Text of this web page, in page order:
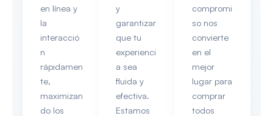
en línea y
la
interacció
n
rápidamen
te,
maximizan
do los
y
garantizar
que tu
experienci
a sea
fluida y
efectiva.
Estamos
compromi
so nos
convierte
en el
mejor
lugar para
comprar
todos